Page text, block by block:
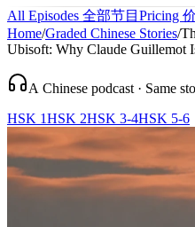
All Episodes 全部节目 Pricing
Home/Graded Chinese Stories/
Ubisoft: Why Claude Guillemot
A Chinese podcast · Same
HSK 1HSK 2HSK 3-4HSK 5-6